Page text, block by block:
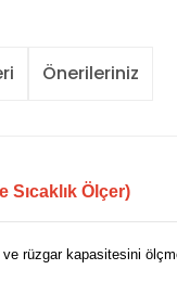
Önerileriniz
Sıcaklık Ölçer)
ve rüzgar kapasitesini